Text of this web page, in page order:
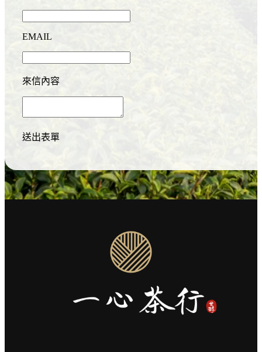
EMAIL
來信內容
送出表單